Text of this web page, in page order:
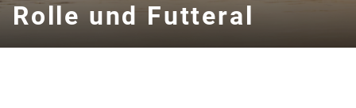
Rolle und Futteral